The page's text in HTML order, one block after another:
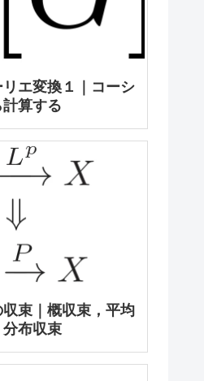
エ変換１｜コーシ
算する
束｜概収束，平均
布収束